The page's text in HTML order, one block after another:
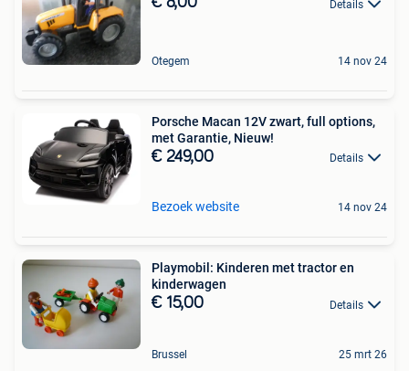
Details
Otegem 14 nov 24
Porsche Macan 12V zwart, full options,
met Garantie, Nieuw!
€ 249,00 Details
Bezoek website 14 nov 24
Playmobil: Kinderen met tractor en
kinderwagen
€ 15,00 Details
Brussel 25 mrt 26